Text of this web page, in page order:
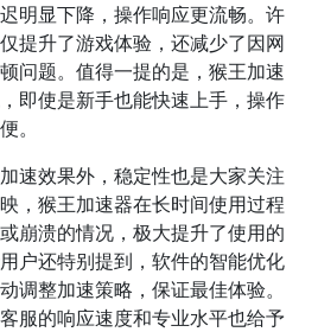
明显下降，操作响应更流畅。许
提升了游戏体验，还减少了因网
问题。值得一提的是，猴王加速
即使是新手也能快速上手，操作
。
速效果外，稳定性也是大家关注
，猴王加速器在长时间使用过程
崩溃的情况，极大提升了使用的
户还特别提到，软件的智能优化
调整加速策略，保证最佳体验。
服的响应速度和专业水平也给予